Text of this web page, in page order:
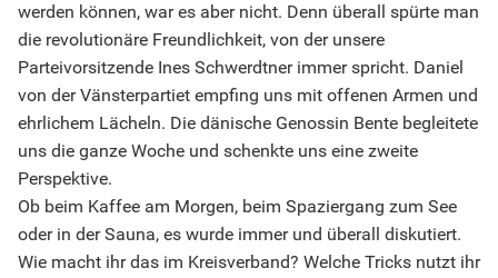
werden können, war es aber nicht. Denn überall spürte man
die revolutionäre Freundlichkeit, von der unsere
Parteivorsitzende Ines Schwerdtner immer spricht. Daniel
von der Vänsterpartiet empfing uns mit offenen Armen und
ehrlichem Lächeln. Die dänische Genossin Bente begleitete
uns die ganze Woche und schenkte uns eine zweite
Perspektive.
Ob beim Kaffee am Morgen, beim Spaziergang zum See
oder in der Sauna, es wurde immer und überall diskutiert.
Wie macht ihr das im Kreisverband? Welche Tricks nutzt ihr